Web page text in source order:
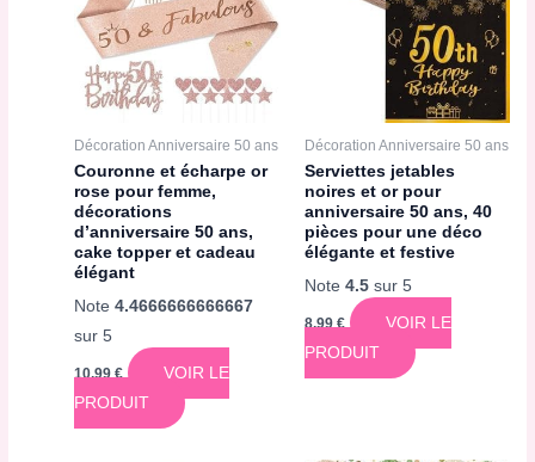
Décoration Anniversaire 50 ans
Couronne et écharpe or
rose pour femme,
décorations
d’anniversaire 50 ans,
cake topper et cadeau
élégant
Note4.4666666666667
sur 5
10,99€
VOIR LE
PRODUIT
Décoration Anniversaire 50 ans
Serviettes jetables
noires et or pour
anniversaire 50 ans, 40
pièces pour une déco
élégante et festive
Note 4.5sur 5
8,99€
VOIR LE
PRODUIT